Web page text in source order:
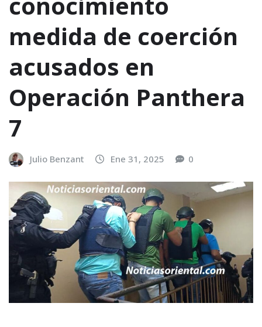
medida de coerción
acusados en
Operación Panthera
7
Julio Benzant Ene 31, 2025 0